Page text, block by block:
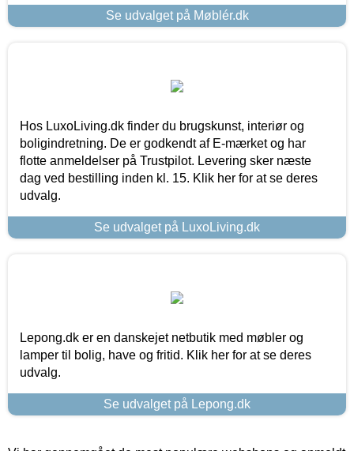
Se udvalget på Møblér.dk
Hos LuxoLiving.dk finder du brugskunst, interiør og
boligindretning. De er godkendt af E-mærket og har
flotte anmeldelser på Trustpilot. Levering sker næste
dag ved bestilling inden kl. 15. Klik her for at se deres
udvalg.
Se udvalget på LuxoLiving.dk
Lepong.dk er en danskejet netbutik med møbler og
lamper til bolig, have og fritid. Klik her for at se deres
udvalg.
Se udvalget på Lepong.dk